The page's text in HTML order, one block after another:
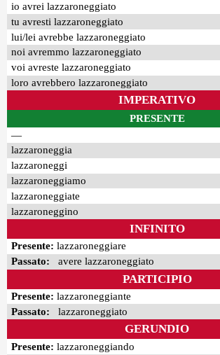
io avrei lazzaroneggiato
tu avresti lazzaroneggiato
lui/lei avrebbe lazzaroneggiato
noi avremmo lazzaroneggiato
voi avreste lazzaroneggiato
loro avrebbero lazzaroneggiato
IMPERATIVO
PRESENTE
—
lazzaroneggia
lazzaroneggi
lazzaroneggiamo
lazzaroneggiate
lazzaroneggino
INFINITO
Presente: lazzaroneggiare
Passato: avere lazzaroneggiato
PARTICIPIO
Presente: lazzaroneggiante
Passato: lazzaroneggiato
GERUNDIO
Presente: lazzaroneggiando